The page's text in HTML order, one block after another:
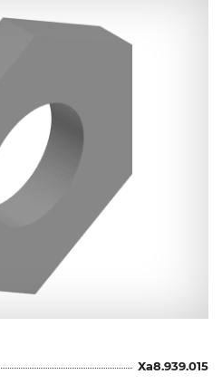
Ха8.939.015